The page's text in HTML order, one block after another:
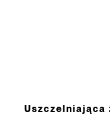
Uszczelniająca